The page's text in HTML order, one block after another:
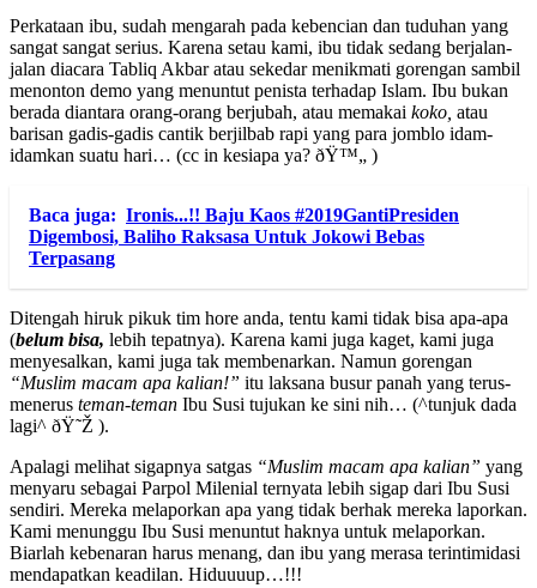
Perkataan ibu, sudah mengarah pada kebencian dan tuduhan yang
sangat sangat serius. Karena setau kami, ibu tidak sedang berjalan-
jalan diacara Tabliq Akbar atau sekedar menikmati gorengan sambil
menonton demo yang menuntut penista terhadap Islam. Ibu bukan
berada diantara orang-orang berjubah, atau memakai koko, atau
barisan gadis-gadis cantik berjilbab rapi yang para jomblo idam-
idamkan suatu hari… (cc in kesiapa ya? ðŸ™„ )
Baca juga: Ironis...!! Baju Kaos #2019GantiPresiden
Digembosi, Baliho Raksasa Untuk Jokowi Bebas
Terpasang
Ditengah hiruk pikuk tim hore anda, tentu kami tidak bisa apa-apa
(belum bisa, lebih tepatnya). Karena kami juga kaget, kami juga
menyesalkan, kami juga tak membenarkan. Namun gorengan
“Muslim macam apa kalian!” itu laksana busur panah yang terus-
menerus teman-teman Ibu Susi tujukan ke sini nih… (^tunjuk dada
lagi^ ðŸ˜Ž ).
Apalagi melihat sigapnya satgas “Muslim macam apa kalian” yang
menyaru sebagai Parpol Milenial ternyata lebih sigap dari Ibu Susi
sendiri. Mereka melaporkan apa yang tidak berhak mereka laporkan.
Kami menunggu Ibu Susi menuntut haknya untuk melaporkan.
Biarlah kebenaran harus menang, dan ibu yang merasa terintimidasi
mendapatkan keadilan. Hiduuuup…!!!